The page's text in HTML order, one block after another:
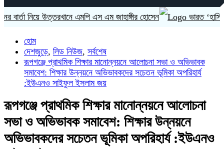
নিয়ে উত্তরখানে এমপি এস এম জাহাঙ্গীর হোসেন ভারত ‘হাসিনা
হোম
দেশজুড়ে, লিড নিউজ, সর্বশেষ
রূপগঞ্জে প্রাথমিক শিক্ষার মানোন্নয়নে আলোচনা সভা ও অভিভাবক
সমাবেশ: শিক্ষার উন্নয়নে অভিভাবকদের সচেতন ভূমিকা অপরিহার্য
:ইউএনও সাইফুল ইসলাম জয়
রূপগঞ্জে প্রাথমিক শিক্ষার মানোন্নয়নে আলোচনা
সভা ও অভিভাবক সমাবেশ: শিক্ষার উন্নয়নে
অভিভাবকদের সচেতন ভূমিকা অপরিহার্য :ইউএনও